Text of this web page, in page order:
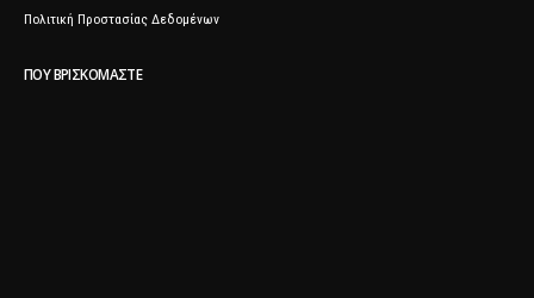
Πολιτική Προστασίας Δεδομένων
ΠΟΥ ΒΡΙΣΚΌΜΑΣΤΕ